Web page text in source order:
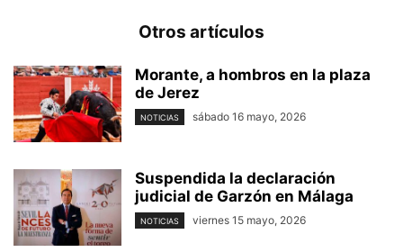
Otros artículos
Morante, a hombros en la plaza
de Jerez
NOTICIAS sábado 16 mayo, 2026
Suspendida la declaración
judicial de Garzón en Málaga
NOTICIAS viernes 15 mayo, 2026